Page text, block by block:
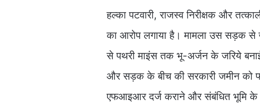
हल्का पटवारी, राजस्व निरीक्षक और
का आरोप लगाया है। मामला उस सड़क से
से पथरी माइंस तक भू-अर्जन के जरिये
और सड़क के बीच की सरकारी जमीन को
एफआइआर दर्ज कराने और संबंधित भूमि